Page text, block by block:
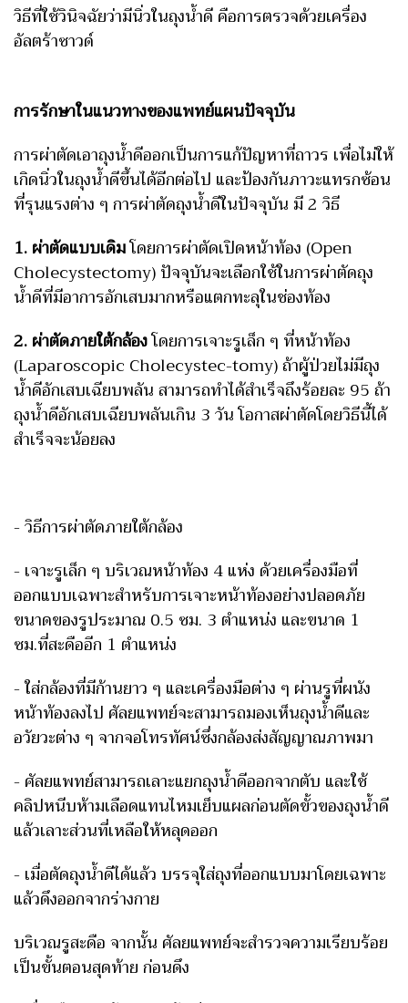
วิธีที่ใช้วินิจฉัยว่ามีนิ่วในถุงน้ำดี คือการตรวจด้วยเครื่อง
อัลตร้าซาวด์
การรักษาในแนวทางของแพทย์แผนปัจจุบัน
การผ่าตัดเอาถุงน้ำดีออกเป็นการแก้ปัญหาที่ถาวร เพื่อไม่ให้
เกิดนิ่วในถุงน้ำดีขึ้นได้อีกต่อไป และป้องกันภาวะแทรกซ้อน
ที่รุนแรงต่าง ๆ การผ่าตัดถุงน้ำดีในปัจจุบัน มี 2 วิธี
1. ผ่าตัดแบบเดิมโดยการผ่าตัดเปิดหน้าท้อง (Open
Cholecystectomy) ปัจจุบันจะเลือกใช้ในการผ่าตัดถุง
น้ำดีที่มีอาการอักเสบมากหรือแตกทะลุในช่องท้อง
2. ผ่าตัดภายใต้กล้องโดยการเจาะรูเล็ก ๆ ที่หน้าท้อง
(Laparoscopic Cholecystec-tomy) ถ้าผู้ป่วยไม่มีถุง
น้ำดีอักเสบเฉียบพลัน สามารถทำได้สำเร็จถึงร้อยละ 95 ถ้า
ถุงน้ำดีอักเสบเฉียบพลันเกิน 3 วัน โอกาสผ่าตัดโดยวิธีนี้ได้
สำเร็จจะน้อยลง
- วิธีการผ่าตัดภายใต้กล้อง
- เจาะรูเล็ก ๆ บริเวณหน้าท้อง 4 แห่ง ด้วยเครื่องมือที่
ออกแบบเฉพาะสำหรับการเจาะหน้าท้องอย่างปลอดภัย
ขนาดของรูประมาณ 0.5 ซม. 3 ตำแหน่ง และขนาด 1
ซม.ที่สะดืออีก 1 ตำแหน่ง
- ใส่กล้องที่มีก้านยาว ๆ และเครื่องมือต่าง ๆ ผ่านรูที่ผนัง
หน้าท้องลงไป ศัลยแพทย์จะสามารถมองเห็นถุงน้ำดีและ
อวัยวะต่าง ๆ จากจอโทรทัศน์ซึ่งกล้องส่งสัญญาณภาพมา
- ศัลยแพทย์สามารถเลาะแยกถุงน้ำดีออกจากตับ และใช้
คลิปหนีบห้ามเลือดแทนไหมเย็บแผลก่อนตัดขั้วของถุงน้ำดี
แล้วเลาะส่วนที่เหลือให้หลุดออก
- เมื่อตัดถุงน้ำดีได้แล้ว บรรจุใส่ถุงที่ออกแบบมาโดยเฉพาะ
แล้วดึงออกจากร่างกาย
บริเวณรูสะดือ จากนั้น ศัลยแพทย์จะสำรวจความเรียบร้อย
เป็นขั้นตอนสุดท้าย ก่อนดึง